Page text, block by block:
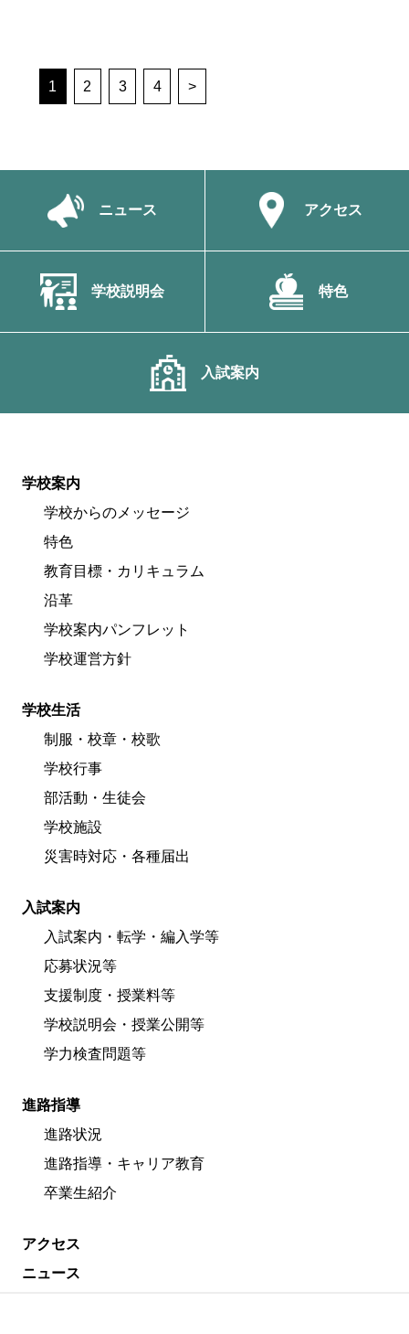
1 2 3 4 >
ニュース アクセス
学校説明会 特色
入試案内
学校案内
学校からのメッセージ
特色
教育目標・カリキュラム
沿革
学校案内パンフレット
学校運営方針
学校生活
制服・校章・校歌
学校行事
部活動・生徒会
学校施設
災害時対応・各種届出
入試案内
入試案内・転学・編入学等
応募状況等
支援制度・授業料等
学校説明会・授業公開等
学力検査問題等
進路指導
進路状況
進路指導・キャリア教育
卒業生紹介
アクセス
ニュース